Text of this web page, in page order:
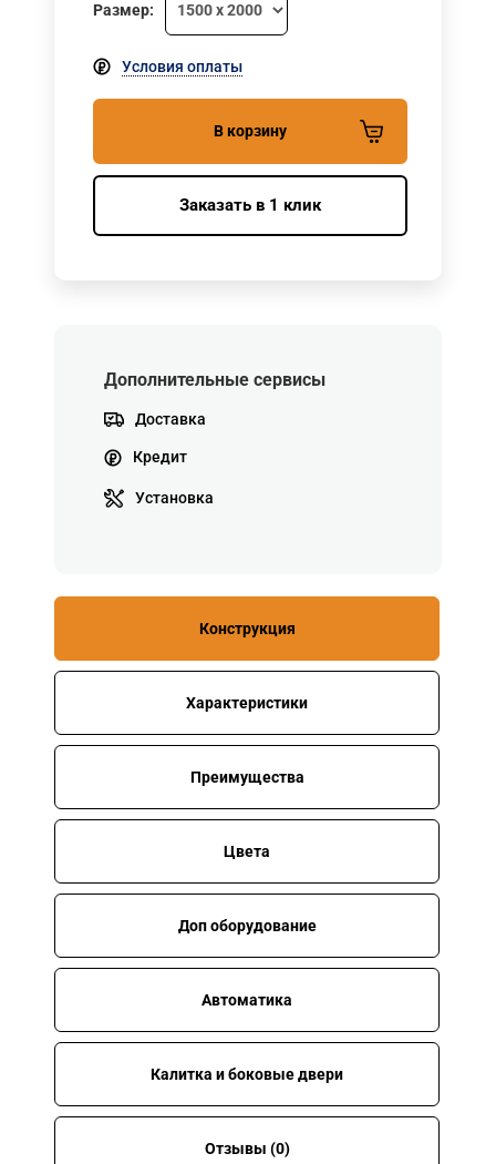
Размер:
Условия оплаты
В корзину
Заказать в 1 клик
Дополнительные сервисы
Доставка
Кредит
Установка
Конструкция
Характеристики
Преимущества
Цвета
Доп оборудование
Автоматика
Калитка и боковые двери
Отзывы (0)